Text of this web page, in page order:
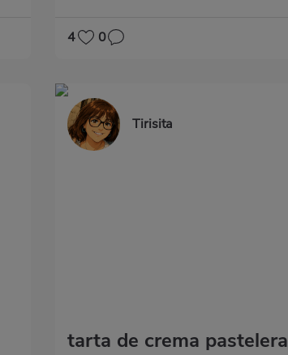
4 0
Tirisita
tarta de crema pastelera